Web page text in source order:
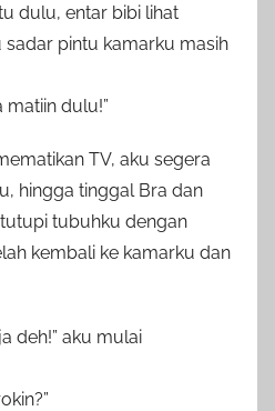
dulu, entar bibi lihat
sadar pintu kamarku masih
matiin dulu!”
TV, aku segera
hingga tinggal Bra dan
tubuhku dengan
kembali ke kamarku dan
deh!” aku mulai